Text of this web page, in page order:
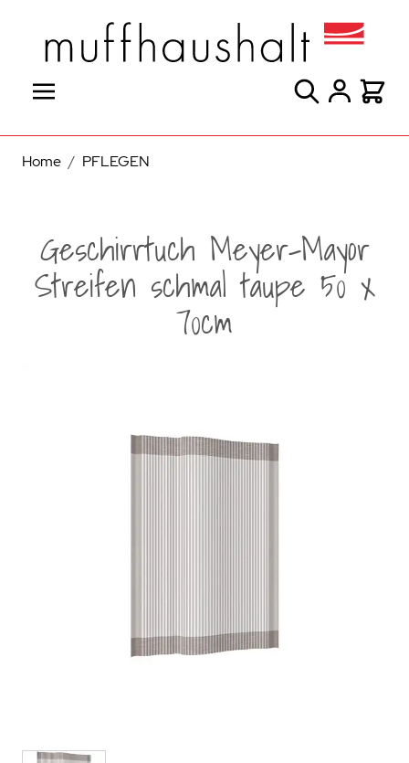
Suche
Home / PFLEGEN
Geschirrtuch Meyer-Mayor
Streifen schmal taupe 50 x
70cm